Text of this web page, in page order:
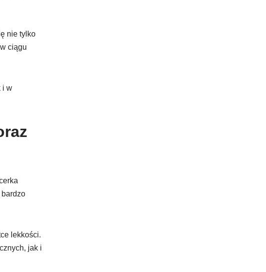
nie tylko
ciągu
i w
lekkości.
jak i